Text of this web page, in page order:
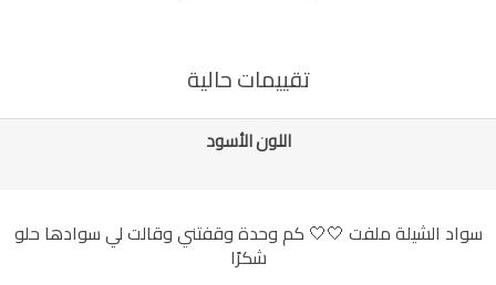
تقييمات حالية
اللون الأسود
سواد الشيلة ملفت 🤍🤍 كم وحدة وقفتني وقالت لي سوادها حلو
شكرًا